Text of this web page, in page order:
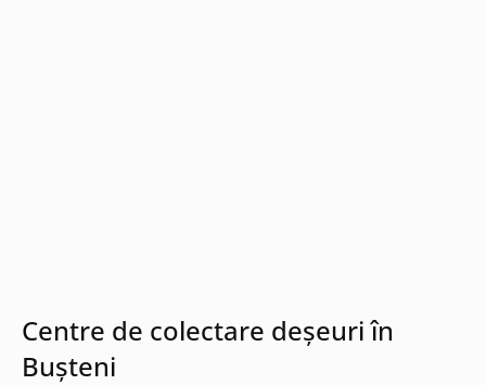
Centre de colectare deșeuri în
Buşteni